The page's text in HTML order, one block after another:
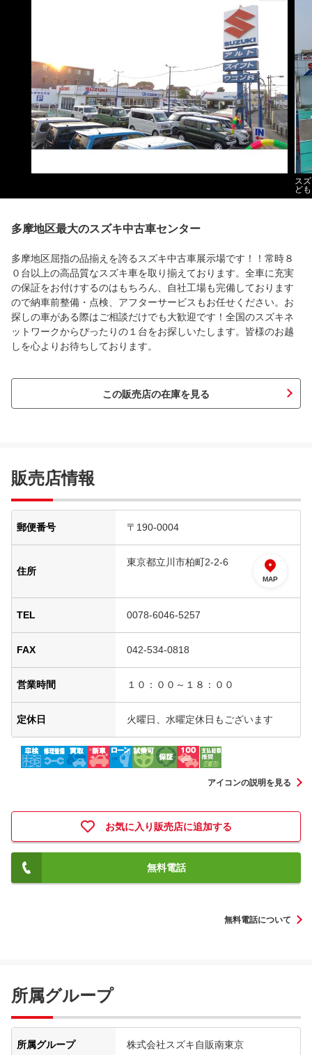
ス
ど
多摩地区最大のスズキ中古車センター
多摩地区屈指の品揃えを誇るスズキ中古車展示場です！！常時８
０台以上の高品質なスズキ車を取り揃えております。全車に充実
の保証をお付けするのはもちろん、自社工場も完備しております
ので納車前整備・点検、アフターサービスもお任せください。お
探しの車がある際はご相談だけでも大歓迎です！全国のスズキネ
ットワークからぴったりの１台をお探しいたします。皆様のお越
しを心よりお待ちしております。
この販売店の在庫を見る
販売店情報
郵便番号 〒190-0004
住所
東京都立川市柏町2-2-6
MAP
TEL 0078-6046-5257
FAX 042-534-0818
営業時間 １０：００～１８：００
定休日 火曜日、水曜定休日もございます
アイコンの説明を見る
お気に入り販売店に追加する
無料電話
無料電話について
所属グループ
所属グループ 株式会社スズキ自販南東京